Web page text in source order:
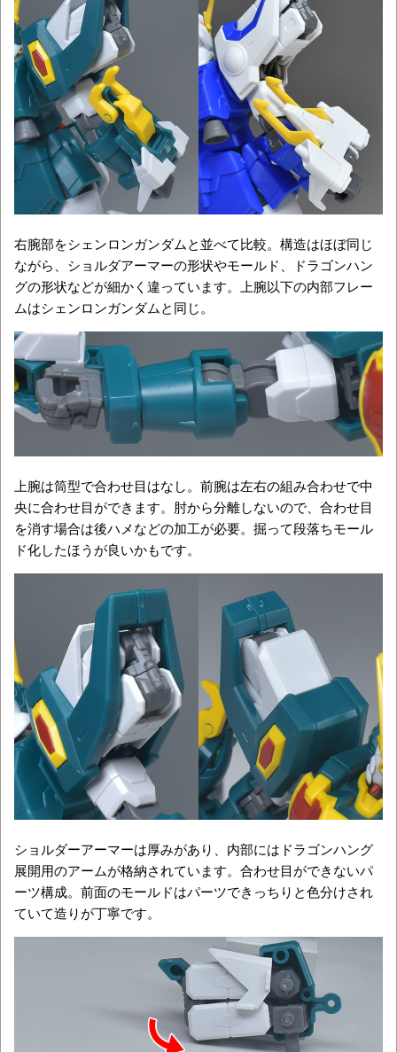
右腕部をシェンロンガンダムと並べて比較。構造はほぼ同じ
ながら、ショルダアーマーの形状やモールド、ドラゴンハン
グの形状などが細かく違っています。上腕以下の内部フレー
ムはシェンロンガンダムと同じ。
上腕は筒型で合わせ目はなし。前腕は左右の組み合わせで中
央に合わせ目ができます。肘から分離しないので、合わせ目
を消す場合は後ハメなどの加工が必要。掘って段落ちモール
ド化したほうが良いかもです。
ショルダーアーマーは厚みがあり、内部にはドラゴンハング
展開用のアームが格納されています。合わせ目ができないパ
ーツ構成。前面のモールドはパーツできっちりと色分けされ
ていて造りが丁寧です。